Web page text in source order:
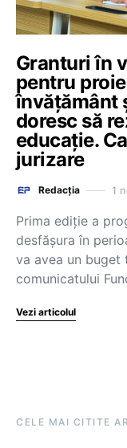
Granturi în
pentru
învățământ
doresc să
educație.
jurizare
Redacția 1
Prima ediție a
desfășura în
va avea un
comunicatului
Vezi articolul
CELE MAI CITITE